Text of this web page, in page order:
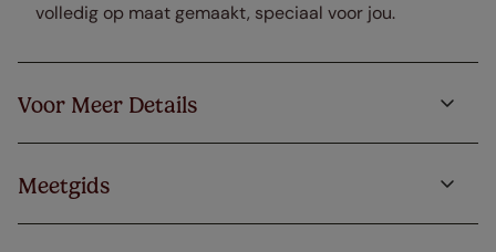
volledig op maat gemaakt, speciaal voor jou.
Voor Meer Details
Meetgids